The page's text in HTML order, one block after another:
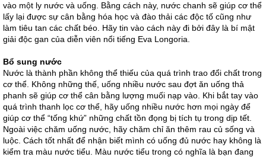
vào một ly nước và uống. Bằng cách này, nước chanh sẽ giúp cơ thể
lấy lại được sự cân bằng hóa học và đào thải các độc tố cũng như
làm tiêu tan các chất béo. Hãy tin vào cách này đi bởi đây là bí mật
giải độc gan của diễn viên nổi tiếng Eva Longoria.
Bổ sung nước
Nước là thành phần không thể thiếu của quá trình trao đổi chất trong
cơ thể. Không những thế, uống nhiều nước sau đợt ăn uống thả
phanh sẽ giúp cơ thể cân bằng lượng muối nạp vào. Khi bắt tay vào
quá trình thanh lọc cơ thể, hãy uống nhiều nước hơn mọi ngày để
giúp cơ thể “tống khứ” những chất tồn đọng bị tích tụ trong dịp tết.
Ngoài việc chăm uống nước, hãy chăm chỉ ăn thêm rau củ sống và
luộc. Cách tốt nhất để nhận biết mình có uống đủ nước hay không là
kiểm tra màu nước tiểu. Màu nước tiểu trong có nghĩa là bạn đang